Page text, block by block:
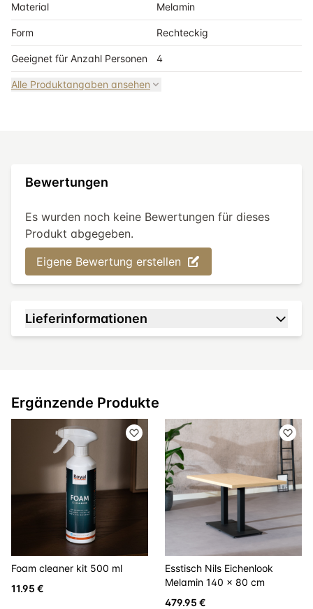
Material Melamin
Form Rechteckig
Geeignet für Anzahl Personen 4
Alle Produktangaben ansehen
Bewertungen
Es wurden noch keine Bewertungen für dieses
Produkt abgegeben.
Eigene Bewertung erstellen
Lieferinformationen
Ergänzende Produkte
Foam cleaner kit 500 ml
11.95 €
Esstisch Nils Eichenlook
Melamin 140 x 80 cm
479.95 €